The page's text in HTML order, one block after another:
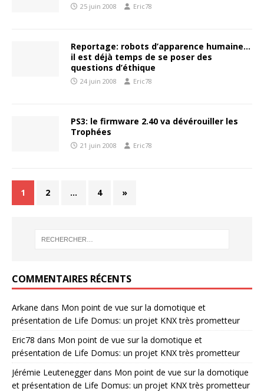
25 juin 2008 Eric78
Reportage: robots d’apparence humaine…
il est déjà temps de se poser des
questions d’éthique
24 juin 2008 Eric78
PS3: le firmware 2.40 va dévérouiller les
Trophées
21 juin 2008 Eric78
1 2 … 4 »
COMMENTAIRES RÉCENTS
Arkane dans Mon point de vue sur la domotique et
présentation de Life Domus: un projet KNX très prometteur
Eric78 dans Mon point de vue sur la domotique et
présentation de Life Domus: un projet KNX très prometteur
Jérémie Leuteneggerdans Mon point de vue sur la domotique
et présentation de Life Domus: un projet KNX très prometteur